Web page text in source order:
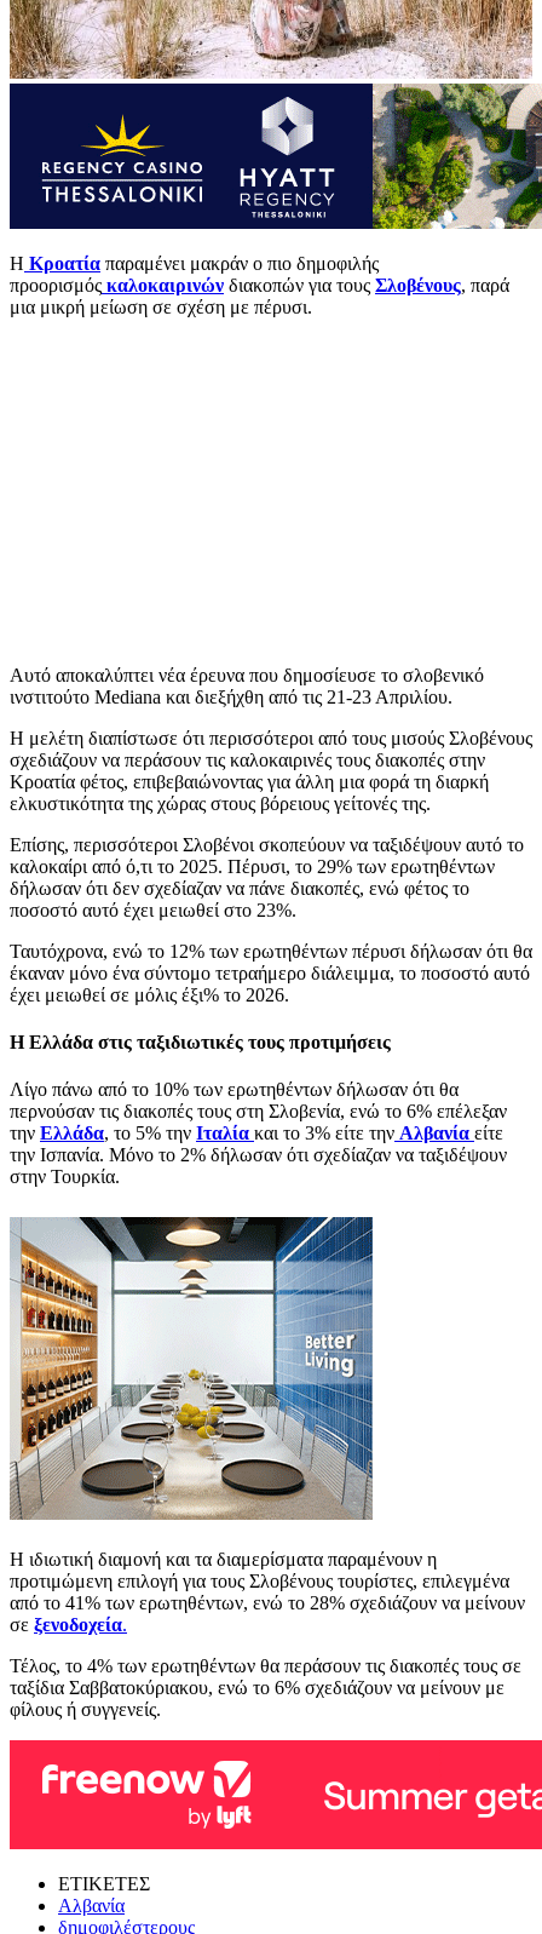
Η Κροατία παραμένει μακράν ο πιο δημοφιλής
προορισμός καλοκαιρινών διακοπών για τους Σλοβένους, παρά
μια μικρή μείωση σε σχέση με πέρυσι.
Αυτό αποκαλύπτει νέα έρευνα που δημοσίευσε το σλοβενικό
ινστιτούτο Mediana και διεξήχθη από τις 21-23 Απριλίου.
Η μελέτη διαπίστωσε ότι περισσότεροι από τους μισούς Σλοβένους
σχεδιάζουν να περάσουν τις καλοκαιρινές τους διακοπές στην
Κροατία φέτος, επιβεβαιώνοντας για άλλη μια φορά τη διαρκή
ελκυστικότητα της χώρας στους βόρειους γείτονές της.
Επίσης, περισσότεροι Σλοβένοι σκοπεύουν να ταξιδέψουν αυτό το
καλοκαίρι από ό,τι το 2025. Πέρυσι, το 29% των ερωτηθέντων
δήλωσαν ότι δεν σχεδίαζαν να πάνε διακοπές, ενώ φέτος το
ποσοστό αυτό έχει μειωθεί στο 23%.
Ταυτόχρονα, ενώ το 12% των ερωτηθέντων πέρυσι δήλωσαν ότι θα
έκαναν μόνο ένα σύντομο τετραήμερο διάλειμμα, το ποσοστό αυτό
έχει μειωθεί σε μόλις έξι% το 2026.
Η Ελλάδα στις ταξιδιωτικές τους προτιμήσεις
Λίγο πάνω από το 10% των ερωτηθέντων δήλωσαν ότι θα
περνούσαν τις διακοπές τους στη Σλοβενία, ενώ το 6% επέλεξαν
την Ελλάδα, το 5% την Ιταλία και το 3% είτε την Αλβανία είτε
την Ισπανία. Μόνο το 2% δήλωσαν ότι σχεδίαζαν να ταξιδέψουν
στην Τουρκία.
Η ιδιωτική διαμονή και τα διαμερίσματα παραμένουν η
προτιμώμενη επιλογή για τους Σλοβένους τουρίστες, επιλεγμένα
από το 41% των ερωτηθέντων, ενώ το 28% σχεδιάζουν να μείνουν
σε ξενοδοχεία.
Τέλος, το 4% των ερωτηθέντων θα περάσουν τις διακοπές τους σε
ταξίδια Σαββατοκύριακου, ενώ το 6% σχεδιάζουν να μείνουν με
φίλους ή συγγενείς.
ΕΤΙΚΕΤΕΣ
Αλβανία
δημοφιλέστερους